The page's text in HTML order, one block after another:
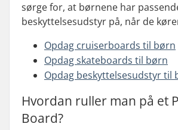
sørge for, at børnene har
beskyttelsesudstyr på, når de
Opdag cruiserboards til børn
Opdag skateboards til børn
Opdag beskyttelsesudstyr til
Hvordan ruller man på et
Board?